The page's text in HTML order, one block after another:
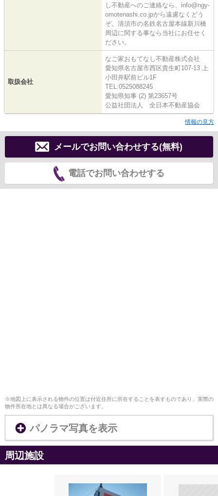
し不動産へのご連絡なら、info@ngy-
omotenashi.co.jpから遠慮なくどう
ぞ。清須市の名鉄名古屋本線新川橋
周辺に関する事なら当社にお任せく
ださい。
取扱会社
なご家おもてなし不動産株式会社
愛知県名古屋市西区貴生町107-13 上
小田井駅前ビル1F
TEL:0525088245
愛知県知事 (2) 第23657号
公益社団法人 全日本不動産協会
情報の見方
メールでお問い合わせする(無料)
電話でお問い合わせする
※地図上に表示される物件の位置は付近住所に所在することを表すものであり、実際の
物件所在地とは異なる場合がございます。
パノラマ写真を表示
周辺施設